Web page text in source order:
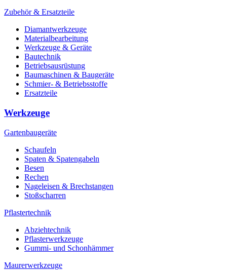
Zubehör & Ersatzteile
Diamantwerkzeuge
Materialbearbeitung
Werkzeuge & Geräte
Bautechnik
Betriebsausrüstung
Baumaschinen & Baugeräte
Schmier- & Betriebsstoffe
Ersatzteile
Werkzeuge
Gartenbaugeräte
Schaufeln
Spaten & Spatengabeln
Besen
Rechen
Nageleisen & Brechstangen
Stoßscharren
Pflastertechnik
Abziehtechnik
Pflasterwerkzeuge
Gummi- und Schonhämmer
Maurerwerkzeuge